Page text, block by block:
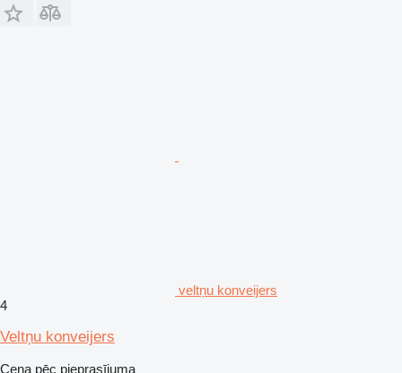
veltņu konveijers
4
Veltņu konveijers
Cena pēc pieprasījuma